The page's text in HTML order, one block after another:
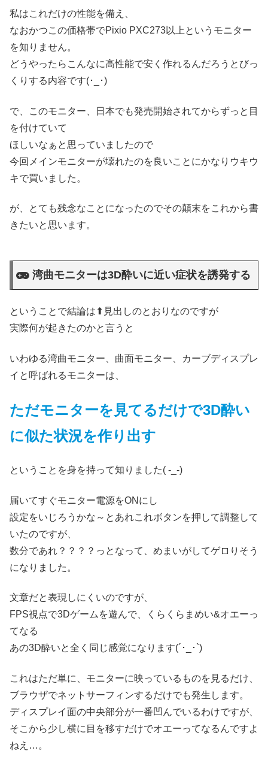
私はこれだけの性能を備え、
なおかつこの価格帯でPixio PXC273以上というモニター
を知りません。
どうやったらこんなに高性能で安く作れるんだろうとびっ
くりする内容です(･_･)
で、このモニター、日本でも発売開始されてからずっと目
を付けていて
ほしいなぁと思っていましたので
今回メインモニターが壊れたのを良いことにかなりウキウ
キで買いました。
が、とても残念なことになったのでその顛末をこれから書
きたいと思います。
湾曲モニターは3D酔いに近い症状を誘発する
ということで結論は⬆見出しのとおりなのですが
実際何が起きたのかと言うと
いわゆる湾曲モニター、曲面モニター、カーブディスプレ
イと呼ばれるモニターは、
ただモニターを見てるだけで3D酔い
に似た状況を作り出す
ということを身を持って知りました( -_-)
届いてすぐモニター電源をONにし
設定をいじろうかな～とあれこれボタンを押して調整して
いたのですが、
数分であれ？？？？っとなって、めまいがしてゲロりそう
になりました。
文章だと表現しにくいのですが、
FPS視点で3Dゲームを遊んで、くらくらまめい&オエーっ
てなる
あの3D酔いと全く同じ感覚になります(´･_･`)
これはただ単に、モニターに映っているものを見るだけ、
ブラウザでネットサーフィンするだけでも発生します。
ディスプレイ面の中央部分が一番凹んでいるわけですが、
そこから少し横に目を移すだけでオエーってなるんですよ
ねえ…。